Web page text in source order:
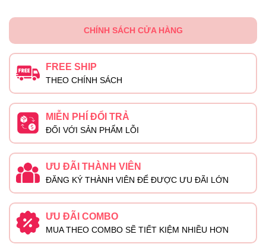
CHÍNH SÁCH CỬA HÀNG
FREE SHIP
THEO CHÍNH SÁCH
MIỄN PHÍ ĐỔI TRẢ
ĐỐI VỚI SẢN PHẨM LỖI
ƯU ĐÃI THÀNH VIÊN
ĐĂNG KÝ THÀNH VIÊN ĐỂ ĐƯỢC ƯU ĐÃI LỚN
ƯU ĐÃI COMBO
MUA THEO COMBO SẼ TIẾT KIỆM NHIỀU HƠN